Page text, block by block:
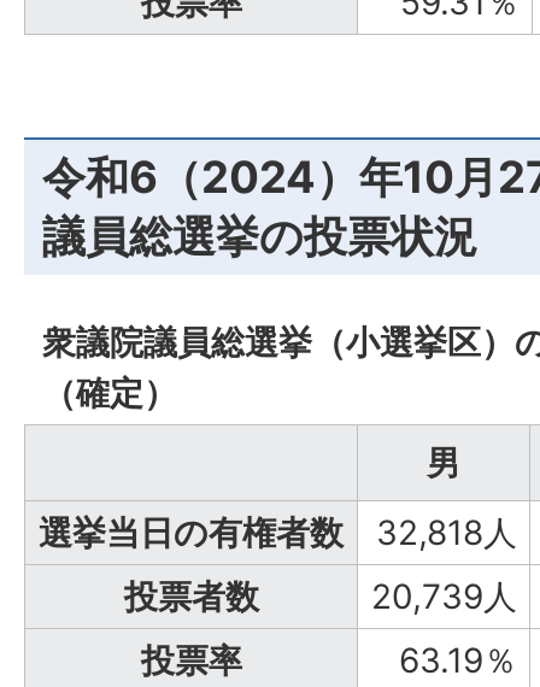
令和6（2024）年10月
議員総選挙の投票状況
衆議院議員総選挙（小選挙区）
（確定）
男
選挙当日の有権者数
32,818人
投票者数
20,739人
投票率
63.19％